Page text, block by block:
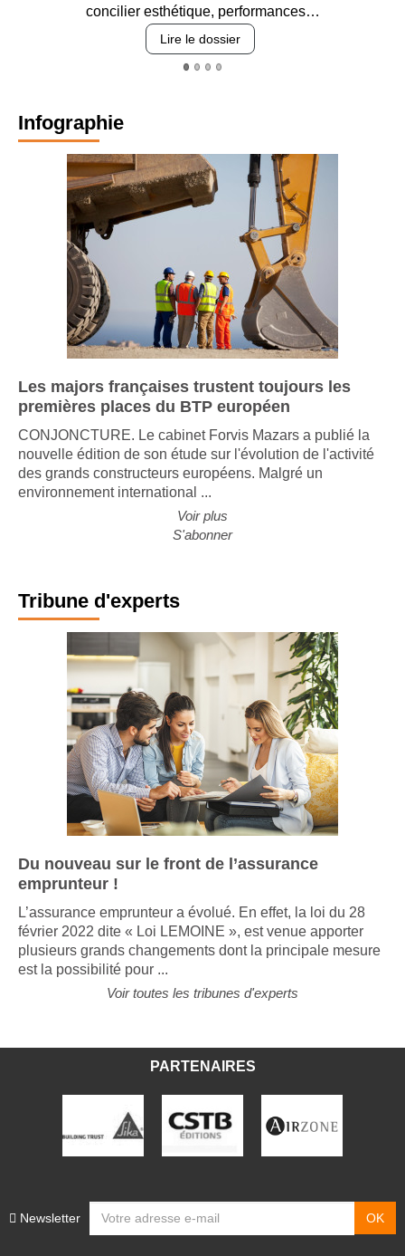
concilier esthétique, performances…
Lire le dossier
Infographie
Les majors françaises trustent toujours les
premières places du BTP européen
CONJONCTURE. Le cabinet Forvis Mazars a publié la
nouvelle édition de son étude sur l'évolution de l'activité
des grands constructeurs européens. Malgré un
environnement international ...
Voir plus
S'abonner
Tribune d'experts
Du nouveau sur le front de l’assurance
emprunteur !
L’assurance emprunteur a évolué. En effet, la loi du 28
février 2022 dite « Loi LEMOINE », est venue apporter
plusieurs grands changements dont la principale mesure
est la possibilité pour ...
Voir toutes les tribunes d'experts
PARTENAIRES
Newsletter